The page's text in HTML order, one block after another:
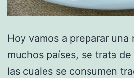
Hoy vamos a preparar una
muchos países, se trata
las cuales se consumen